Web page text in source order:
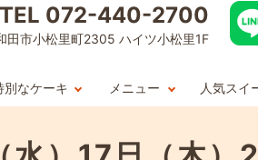
別なケーキ メニュー 人気スイ
TEL 072-440-2700
市小松里町2305 ハイツ小松里1F